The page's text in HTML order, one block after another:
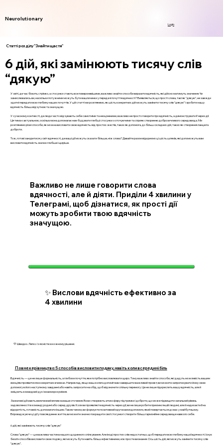
Neurolutionary
Login
Статті розділу "Знайти щастя"
6 дій, які замінюють тисячу слів
“дякую”
У світі, де час біжить стрімко, а стосунки стають все поверхневішими, важливо знайти способи виразити вдячність, які дійсно матимуть значення. Чи
замислювались ви, наскільки потужними можуть бути ваші вчинки у передачі почуття вдячності? Виявляється, що прості слова, такі як "дякую", не завжди
здатні передати всю глибину наших почуттів. У цій статті ми розглянемо, як шість конкретних дій можуть замінити тисячу слів “дякую” і зробити нашу
вдячність більш відчутною та значущою.
У сучасному контексті, де люди часто відчувають себе самотніми та неоціненими, важливо не просто говорити про вдячність, а демонструвати її через дії.
Ця тема є актуальною, оскільки вона допомагає нам будувати глибші стосунки з оточуючими та сприяє створенню доброзичливого середовища. Ми
розглянемо різні способи, як можна висловити свою вдячність: від простих жестів, таких як допомога, до більш складних дій, таких як створення ланцюга
доброти.
Тож, готові зануритися у світ вдячності, де ваші дії можуть сказати більше, ніж слова? Давайте разом відкриємо ці шість шляхів, які допоможуть вам
висловити вдячність значно глибше і щиріше.
Важливо не лише говорити слова
вдячності, але й діяти. Приділи 4 хвилини у
Телеграмі, щоб дізнатися, як прості дії
можуть зробити твою вдячність
значущою.
✨ Вислови вдячність ефективно за
4 хвилини
💛 Швидко. Легко. І з ясністю в кожному рішенні.
Повне керівництво: 5 способів висловити подяку, навіть коли всередині біль
Вдячність — це не лише формальність, а глибоке почуття, яке потрібно висловлювати щиро. Тому важливо знайти способи, які дадуть можливість вашим
емоціям проявитися в конкретних вчинках. Наприклад, якщо ваш колега допоміг вам завершити важливий проект, ви можете запропонувати йому свою
допомогу в його наступному завданні або навіть запросити на обід, щоб відзначити спільну перемогу. Це не лише підкреслить вашу вдячність, але й
зміцнить командний дух і взаєморозуміння.
Зазначені дії мають величезний вплив на ваше оточення. Вони створюють атмосферу підтримки і доброти, що може підвищити загальний рівень
задоволеності в команді, родині або серед друзів. Коли ви проявляєте вдячність через дії, ви не лише робите приємно іншій людині, але й надихаєте її на
відкритість, готовність допомагати іншим. Таким чином, ви формуєте позитивний круг взаємодопомоги, який повертається до вас у майбутньому.
Впроваджуючи ці дії у повсякденне життя, ви можете значно покращити свої стосунки і створити більш гармонійне середовище навколо себе.
6 дій, які замінюють тисячу слів “дякую”
Слова “дякую” — це важлива частина нашого щоденного спілкування. Але іноді простих слів недостатньо, щоб передати всю глибину нашої вдячності. Існує
безліч способів висловити свою подяку, які можуть бути навіть більш ефективними, ніж просте визнання. Ось шість дій, які можуть замінити тисячу слів
“дякую”.